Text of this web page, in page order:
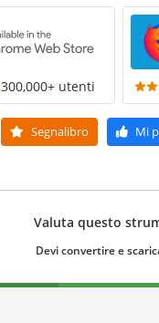
300,000+ utenti
Segnalibro Mi
Valuta questo
Devi convertire e